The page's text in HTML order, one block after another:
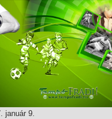
január 9.